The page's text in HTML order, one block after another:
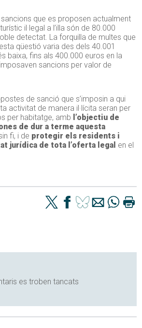
que es proposen actualment
il·legal a l’illa són de 80.000
detectat. La forquilla de multes que
qüestió varia des dels 40.001
baixa, fins als 400.000 euros en la
sancions per valor de
de sanció que s’imposin a qui
activitat de manera il·lícita seran per
per habitatge, amb l’objectiu de
de dur a terme aquesta
fi, i de protegir els residents i
jurídica de tota l’oferta legal en el
es troben tancats